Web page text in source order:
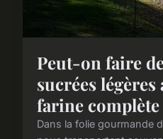
Peut-on faire
sucrées légères
farine complète
Dans la folie gourmande